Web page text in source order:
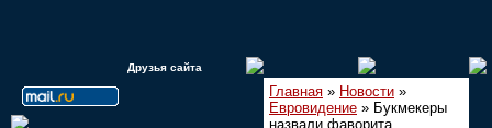
Друзья сайта
Главная » Новости »
Евровидение » Букмекеры
назвали фаворита